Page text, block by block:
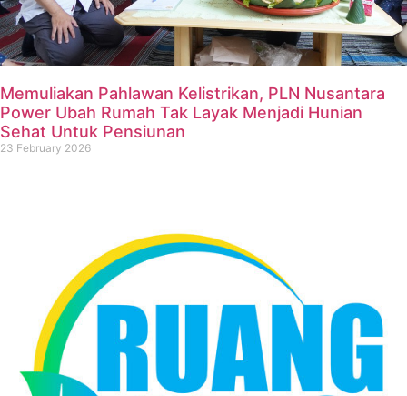
Memuliakan Pahlawan Kelistrikan, PLN Nusantara
Power Ubah Rumah Tak Layak Menjadi Hunian
Sehat Untuk Pensiunan
23 February 2026